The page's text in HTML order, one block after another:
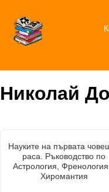
Николай
Науките на първата
раса. Ръководство по
Астрология,
Хиромантия